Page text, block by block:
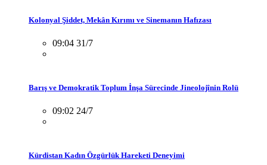
Kolonyal Şiddet, Mekân Kırımı ve Sinemanın Hafızası
09:04 31/7
Barış ve Demokratik Toplum İnşa Sürecinde Jineolojînin Rolü
09:02 24/7
Kürdistan Kadın Özgürlük Hareketi Deneyimi